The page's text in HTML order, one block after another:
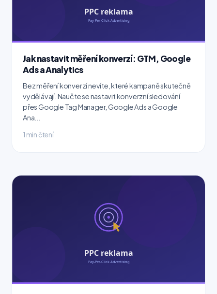
Jak nastavit měření konverzí: GTM, Google
Ads a Analytics
Bez měření konverzí nevíte, které kampaně skutečně
vydělávají. Naučte se nastavit konverzní sledování
přes Google Tag Manager, Google Ads a Google
Ana...
1 min čtení